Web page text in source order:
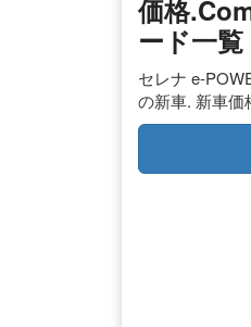
価格
ード一覧
セレナ e-
の新車. 新車価